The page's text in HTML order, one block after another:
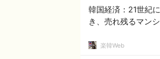
韓国経済：21世紀
き、売れ残るマン
楽韓Web